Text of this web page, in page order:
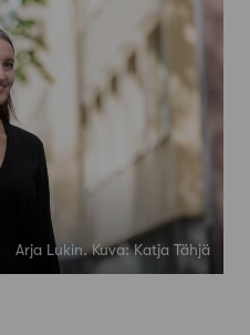
Arja Lukin. Kuva: Katja Tähjä